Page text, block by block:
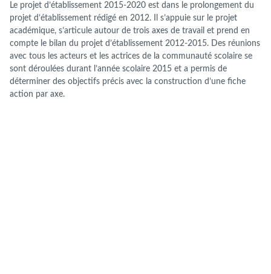
Le projet d’établissement 2015-2020 est dans le prolongement du
projet d’établissement rédigé en 2012. Il s’appuie sur le projet
académique, s’articule autour de trois axes de travail et prend en
compte le bilan du projet d’établissement 2012-2015. Des réunions
avec tous les acteurs et les actrices de la communauté scolaire se
sont déroulées durant l’année scolaire 2015 et a permis de
déterminer des objectifs précis avec la construction d’une fiche
action par axe.